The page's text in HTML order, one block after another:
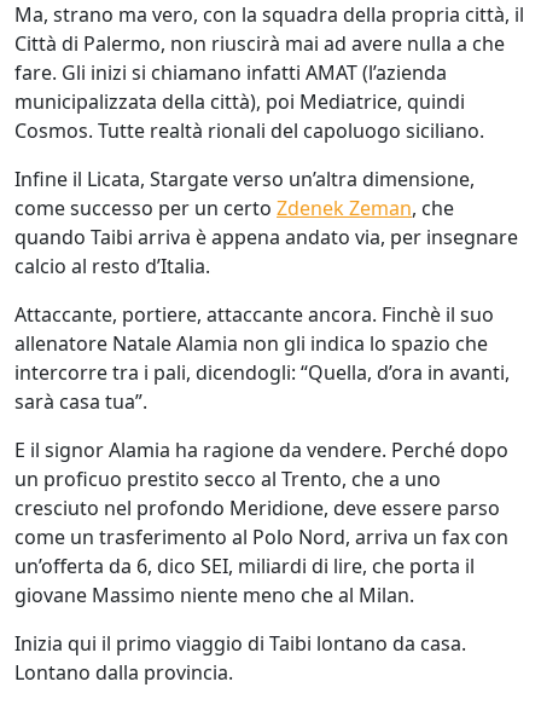
Ma, strano ma vero, con la squadra della propria città, il
Città di Palermo, non riuscirà mai ad avere nulla a che
fare. Gli inizi si chiamano infatti AMAT (l’azienda
municipalizzata della città), poi Mediatrice, quindi
Cosmos. Tutte realtà rionali del capoluogo siciliano.
Infine il Licata, Stargate verso un’altra dimensione,
come successo per un certo Zdenek Zeman, che
quando Taibi arriva è appena andato via, per insegnare
calcio al resto d’Italia.
Attaccante, portiere, attaccante ancora. Finchè il suo
allenatore Natale Alamia non gli indica lo spazio che
intercorre tra i pali, dicendogli: “Quella, d’ora in avanti,
sarà casa tua”.
E il signor Alamia ha ragione da vendere. Perché dopo
un proficuo prestito secco al Trento, che a uno
cresciuto nel profondo Meridione, deve essere parso
come un trasferimento al Polo Nord, arriva un fax con
un’offerta da 6, dico SEI, miliardi di lire, che porta il
giovane Massimo niente meno che al Milan.
Inizia qui il primo viaggio di Taibi lontano da casa.
Lontano dalla provincia.